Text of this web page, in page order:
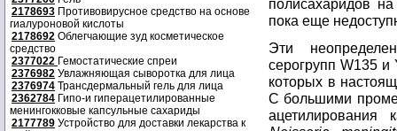
2178693 Противовирусное средство на основе
гиалуроновой кислоты
2178692 Облегчающие зуд косметическое
средство
2377022 Гемостатические спреи
2376982 Увлажняющая сыворотка для лица
2376974 Трансдермальный гель для лица
2362784 Гипо-и гиперацетилированные
менингокковые капсульные сахариды
2177789 Устройство для доставки лекарства к
полисахаридов
пока еще
Эти
серогрупп W135 и
которых в
С большими
ацетилирования